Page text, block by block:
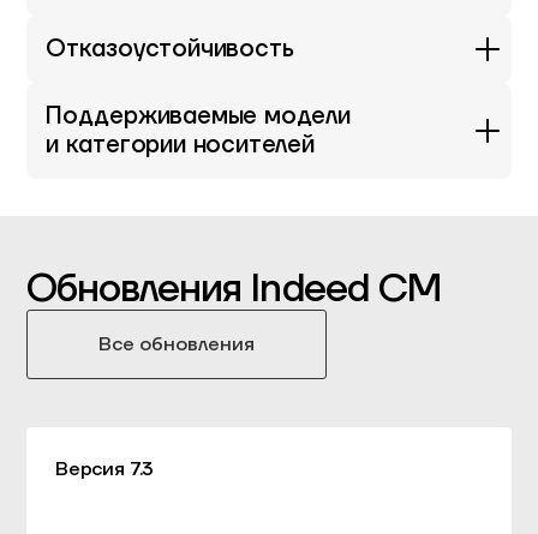
Отказоустойчивость
Поддерживаемые модели
и категории носителей
Обновления Indeed CM
Все обновления
Версия 7.3